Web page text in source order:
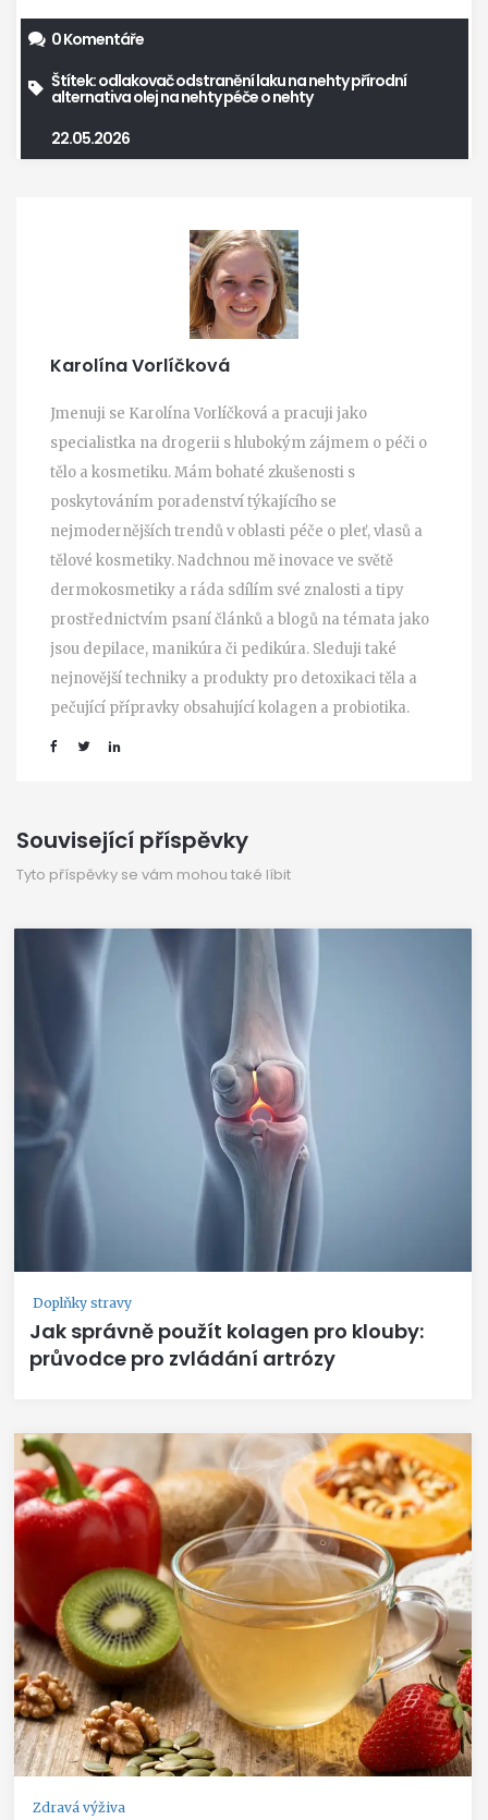
0 Komentáře
Štítek:odlakovačodstranění laku na nehtypřírodní
alternativaolej na nehtypéče o nehty
22.05.2026
Karolína Vorlíčková
Jmenuji se Karolína Vorlíčková a pracuji jako
specialistka na drogerii s hlubokým zájmem o péči o
tělo a kosmetiku. Mám bohaté zkušenosti s
poskytováním poradenství týkajícího se
nejmodernějších trendů v oblasti péče o pleť, vlasů a
tělové kosmetiky. Nadchnou mě inovace ve světě
dermokosmetiky a ráda sdílím své znalosti a tipy
prostřednictvím psaní článků a blogů na témata jako
jsou depilace, manikúra či pedikúra. Sleduji také
nejnovější techniky a produkty pro detoxikaci těla a
pečující přípravky obsahující kolagen a probiotika.
Související příspěvky
Tyto příspěvky se vám mohou také líbit
Doplňky stravy
Jak správně použít kolagen pro klouby:
průvodce pro zvládání artrózy
Zdravá výživa